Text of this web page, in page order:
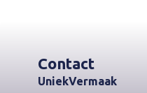
Contact
UniekVermaak